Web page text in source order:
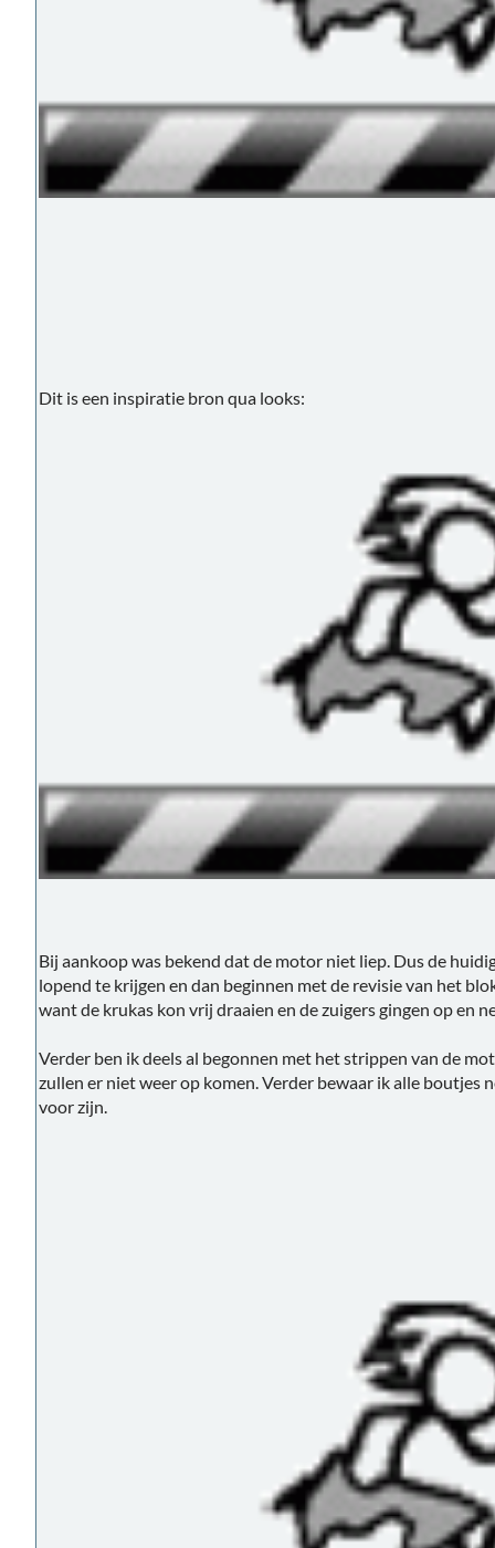
Dit is een inspiratie bron qua looks:
Bij aankoop was bekend dat de motor niet liep. Dus de
lopend te krijgen en dan beginnen met de revisie van het
want de krukas kon vrij draaien en de zuigers gingen op en
Verder ben ik deels al begonnen met het strippen van de
zullen er niet weer op komen. Verder bewaar ik alle boutjes
voor zijn.